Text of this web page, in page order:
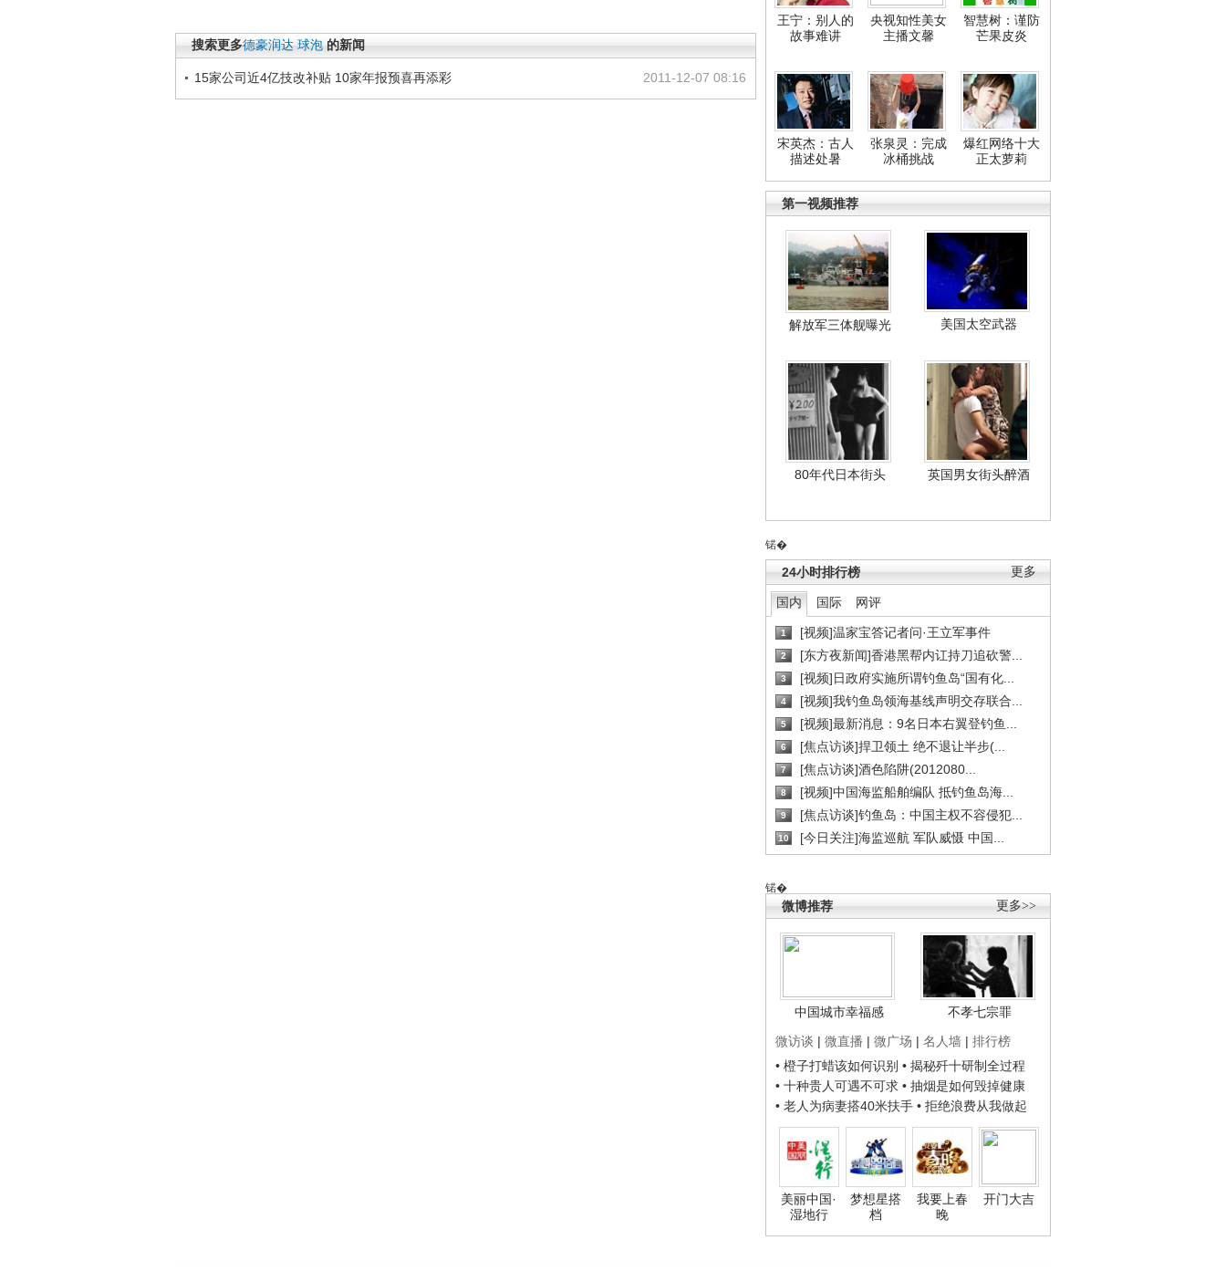
王宁：别人的
故事难讲
央视知性美女
主播文馨
智慧树：谨防
芒果皮炎
宋英杰：古人
描述处暑
张泉灵：完成
冰桶挑战
爆红网络十大
正太萝莉
第一视频推荐
解放军三体舰曝光 美国太空武器
80年代日本街头 英国男女街头醉酒
锘�
更多
24小时排行榜
国内 国际 网评
1 [视频]温家宝答记者问·王立军事件
2 [东方夜新闻]香港黑帮内讧持刀追砍警...
3 [视频]日政府实施所谓钓鱼岛“国有化...
4 [视频]我钓鱼岛领海基线声明交存联合...
5 [视频]最新消息：9名日本右翼登钓鱼...
6 [焦点访谈]捍卫领土 绝不退让半步(...
7 [焦点访谈]酒色陷阱(2012080...
8 [视频]中国海监船舶编队 抵钓鱼岛海...
9 [焦点访谈]钓鱼岛：中国主权不容侵犯...
10 [今日关注]海监巡航 军队威慑 中国...
锘�
更多>>
微博推荐
中国城市幸福感
不孝七宗罪
微访谈 | 微直播 | 微广场 | 名人墙 | 排行榜
• 橙子打蜡该如何识别 • 揭秘歼十研制全过程
• 十种贵人可遇不可求 • 抽烟是如何毁掉健康
• 老人为病妻搭40米扶手 • 拒绝浪费从我做起
美丽中国·
湿地行
梦想星搭
档
我要上春
晚
开门大吉
搜索更多德豪润达 球泡 的新闻
2011-12-07 08:16
15家公司近4亿技改补贴 10家年报预喜再添彩